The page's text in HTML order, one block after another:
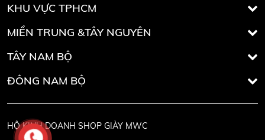
KHU VỰC TPHCM
MIỀN TRUNG &TÂY NGUYÊN
TÂY NAM BỘ
ĐÔNG NAM BỘ
HỘ KINH DOANH SHOP GIÀY MWC